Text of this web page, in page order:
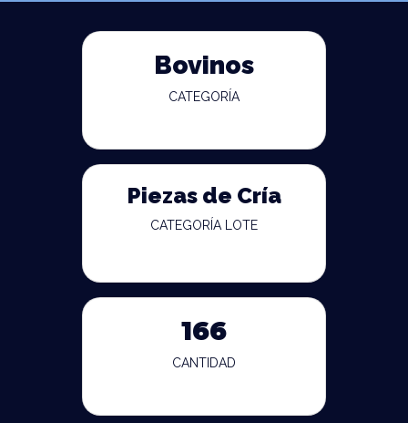
Bovinos
CATEGORÍA
Piezas de Cría
CATEGORÍA LOTE
166
CANTIDAD